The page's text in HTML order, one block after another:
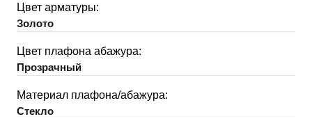
Цвет арматуры:
Золото
Цвет плафона абажура:
Прозрачный
Материал плафона/абажура:
Стекло